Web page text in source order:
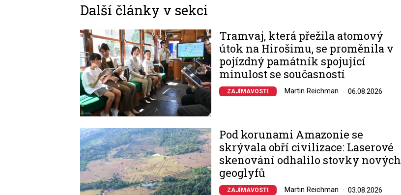
Další články v sekci
Image
Tramvaj, která přežila atomový
útok na Hirošimu, se proměnila v
pojízdný památník spojující
minulost se současností
ZAJÍMAVOSTI Martin Reichman 06.08.2026
Image
Pod korunami Amazonie se
skrývala obří civilizace: Laserové
skenování odhalilo stovky nových
geoglyfů
ZAJÍMAVOSTI Martin Reichman 03.08.2026